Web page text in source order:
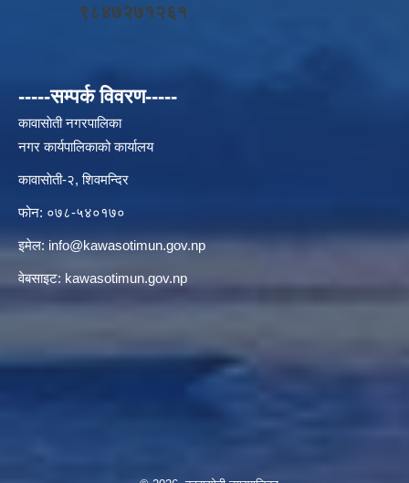
९८४७२७१२६१
-----सम्पर्क विवरण-----
कावासाेती नगरपालिका
नगर कार्यपालिकाको कार्यालय
कावासाेती-२, शिवमन्दिर
फोन: ०७८-५४०१७०
इमेल: info@kawasotimun.gov.np
वेबसाइट: kawasotimun.gov.np